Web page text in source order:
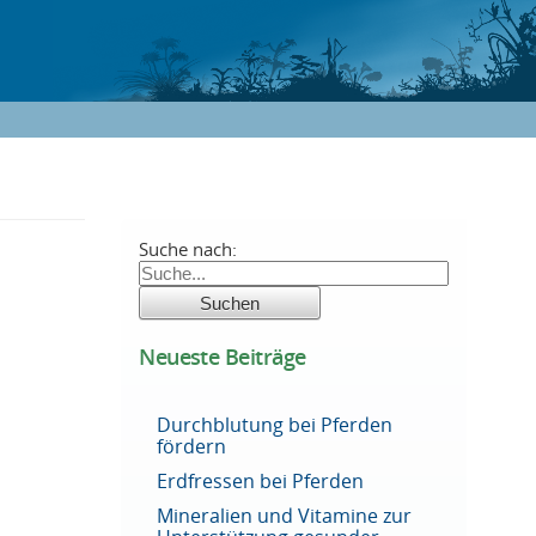
Suche nach:
Neueste Beiträge
Durchblutung bei Pferden
fördern
Erdfressen bei Pferden
Mineralien und Vitamine zur